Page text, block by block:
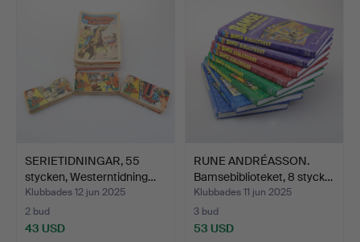
SERIETIDNINGAR, 55
stycken, Westerntidning…
Klubbades 12 jun 2025
2 bud
43 USD
RUNE ANDRÉASSON.
Bamsebiblioteket, 8 styck…
Klubbades 11 jun 2025
3 bud
53 USD